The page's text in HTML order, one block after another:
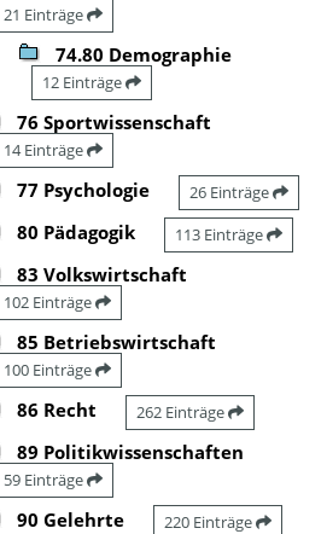
21 Einträge
74.80 Demographie
12 Einträge
76 Sportwissenschaft
14 Einträge
77 Psychologie 26 Einträge
80 Pädagogik 113 Einträge
83 Volkswirtschaft
102 Einträge
85 Betriebswirtschaft
100 Einträge
86 Recht 262 Einträge
89 Politikwissenschaften
59 Einträge
90 Gelehrte 220 Einträge